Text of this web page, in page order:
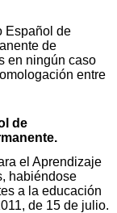
Español de
de
en ningún caso
entre
de
el Aprendizaje
habiéndose
a la educación
de 15 de julio.